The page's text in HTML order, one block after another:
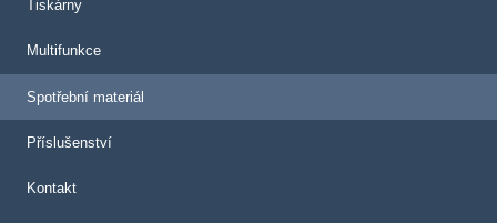
Tiskárny
Multifunkce
Spotřební materiál
Příslušenství
Kontakt